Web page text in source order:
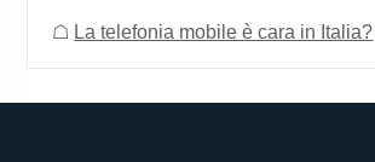
☖ La telefonia mobile è cara in Italia?